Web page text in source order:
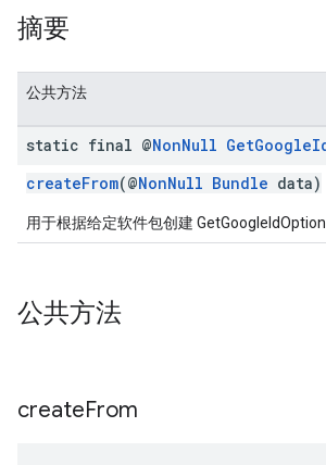
摘要
公共方法
static final @NonNull GetGoogle
createFrom(@NonNull Bundle data)
用于根据给定软件包创建 GetGoogleIdOption
公共方法
createFrom